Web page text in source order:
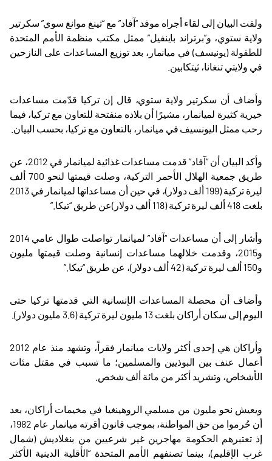
ولفت البيان إلى لقاء أجراه موفد “آفاد” مع “ثينغ موانغ سوي” سكرتير
ولاية ستوي، و”برتراند باينفيل” ممثل مكتب منظمة الأمم المتحدة
للطفولة (يونيسف) في ميانمار، بعد توزيع المساعدات على النازحين
في ولايتي تنغانا، ثيتكابين
وأضاف أن سكرتير ولاية ستوي، قال إن تركيا قدّمت مساعدات
خيرية كثيرة لميانمار، مشيرًا أن بلاده منفتحة للتعاون مع تركيا، فيما
رحب ممثل اليونسيف في ميانمار، بالتعاون مع تركيا، بحسب البيان
وأكد البيان أن “آفاد” قدمت مساعدات غذائية لميانمار في 2012، عن
طريق جمعية الهلال الأحمر التركية، وصلت قيمتها لنحو 700 ألف
ليرة تركية (199 ألف دولار)، في حين أن مساعداتها لميانمار في 2013
بلغت 418 ألف ليرة تركية (118 ألف دولار)عن طريق “تيكا
”.
وأشار إلى أن مساعدات “آفاد” لميانمار تواصلت طوال عامي 2014
و2015، وقدمت خلالهما مساعدات إنسانية وصلت قيمتها مليون
و150 ألف ليرة تركية (42 ألف دولار)، عن طريق “تيكا
”.
وأضاف أن محصلة المساعدات الإنسانية التي قدمتها تركيا حتى
اليوم إلى سكان أراكان بلغت 13 مليون ليرة تركية (3.6 مليون دولار)
.
وأراكان هي إحدى أكثر ولايات ميانمار فقراً، وتشهد منذ عام 2012
أعمال عنف بين البوذيين والمسلمين؛ ما تسبب في مقتل مئات
الأشخاص، وتشريد أكثر من مائة ألف شخص
ويعيش نحو مليون من مسلمي الروهينغيا في مخيمات أراكان، بعد
أن حُرموا من حق المواطنة، بموجب قانون أقرته ميانمار عام 1982،
إذ تعتبرهم الحكومة مهاجرين غير شرعيين من بنغلاديش (شمال
غرب الإقليم)، بينما تصنفهم الأمم المتحدة “الأقلية الدينية الأكثر